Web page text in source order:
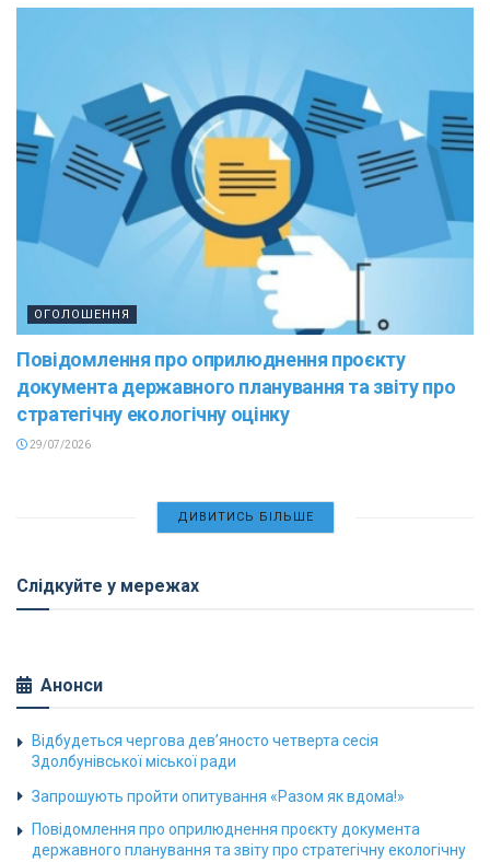
ОГОЛОШЕННЯ
Повідомлення про оприлюднення проєкту
документа державного планування та звіту про
стратегічну екологічну оцінку
29/07/2026
ДИВИТИСЬ БІЛЬШЕ
Слідкуйте у мережах
Анонси
Відбудеться чергова дев’яносто четверта сесія
Здолбунівської міської ради
Запрошують пройти опитування «Разом як вдома!»
Повідомлення про оприлюднення проєкту документа
державного планування та звіту про стратегічну екологічну